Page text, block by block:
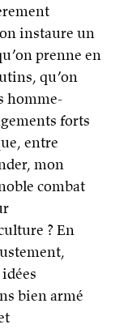
instaure un
prenne en
qu’on
homme-
forts
entre
mon
combat
? En
bien armé